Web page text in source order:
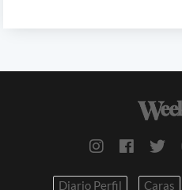
Diario Perfil Caras